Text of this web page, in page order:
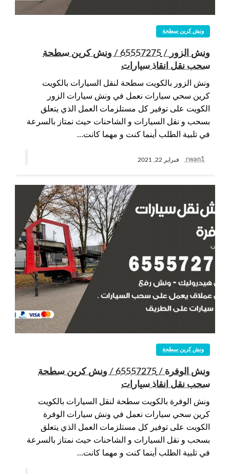
ونش كرين سطحة
ونش الزور / 65557275 / ونش كرين سطحة
سحب نقل انقاذ سيارات
ونش الزور بالكويت سطحة لنقل السيارات بالكويت
كرين سحي سيارات نعمل في ونش سيارات الزور
الكويت على توفير كل مستلزمات العمل الذي يتعلق
بسحب و نقل السيارات و الشاحنات حيث نمتاز بالسرعة
في تلبية الطلب أينما كنت و مهما كانت…
rwan1 فبراير 22, 2021
ونش كرين سطحة
ونش الوفرة / 65557275 / ونش كرين سطحة
سحب نقل انقاذ سيارات
ونش الوفرة بالكويت سطحة لنقل السيارات بالكويت
كرين سحي سيارات نعمل في ونش سيارات الوفرة
الكويت على توفير كل مستلزمات العمل الذي يتعلق
بسحب و نقل السيارات و الشاحنات حيث نمتاز بالسرعة
في تلبية الطلب أينما كنت و مهما كانت…